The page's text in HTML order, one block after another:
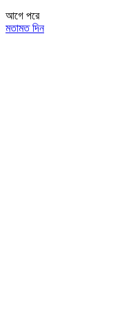
আগে পরে
মতামত দিন